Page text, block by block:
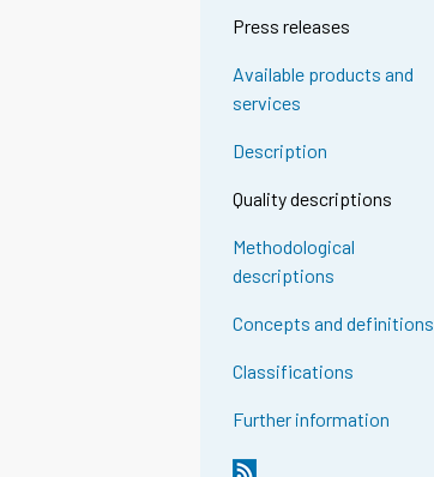
Press releases
Available products and
services
Description
Quality descriptions
Methodological
descriptions
Concepts and definitions
Classifications
Further information